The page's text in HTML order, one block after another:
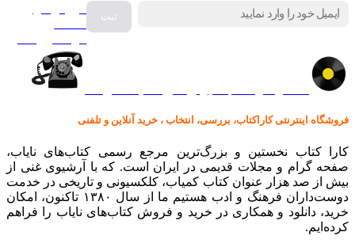
فروش انواع
فروشگاه اینترنتی کاراکتاب، بررسی، انتخاب ، خرید آنلاین و تلفنی
کارا کتاب نخستین و بزرگ‌ترین مرجع رسمی کتاب‌های نایاب،
صفحه گرام و مجلات قدیمی در ایران است. که با آرشیوی غنی از
بیش از صد هزار عنوان کتاب کمیاب، کلکسیونی و تاریخی در خدمت
دوست‌داران فرهنگ و ادب هستیم ما از سال ۱۳۸۰ تاکنون، امکان
خرید، دانلود و همکاری در خرید و فروش کتاب‌های نایاب را فراهم
کرده‌ایم.